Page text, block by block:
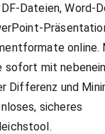
Dateien, Word-
online.
sofort mit
Differenz und
sicheres